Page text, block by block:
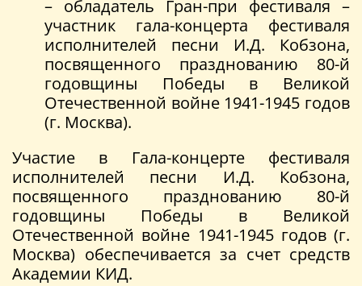
– обладатель Гран-при фестиваля –
участник гала-концерта фестиваля
исполнителей песни И.Д. Кобзона,
посвященного празднованию 80-й
годовщины Победы в Великой
Отечественной войне 1941-1945 годов
(г. Москва).
Участие в Гала-концерте фестиваля
исполнителей песни И.Д. Кобзона,
посвященного празднованию 80-й
годовщины Победы в Великой
Отечественной войне 1941-1945 годов (г.
Москва) обеспечивается за счет средств
Академии КИД.